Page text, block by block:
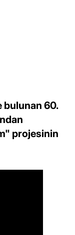
bulunan 60.
projesinin